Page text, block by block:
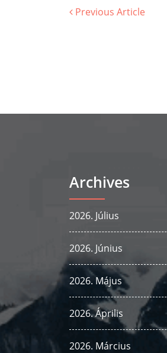
Previous Article
Archives
2026. Július
2026. Június
2026. Május
2026. Április
2026. Március